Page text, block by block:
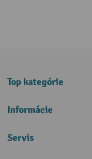
Top kategórie
Informácie
Servis